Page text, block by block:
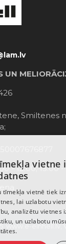
UN
Smiltenes
- 12:00; 13:00 -
www.e-einhell.lv,
vietne
tīmekļa vietnē tiek
lai uzlabotu
analizētu vietnes
un uzlabotu